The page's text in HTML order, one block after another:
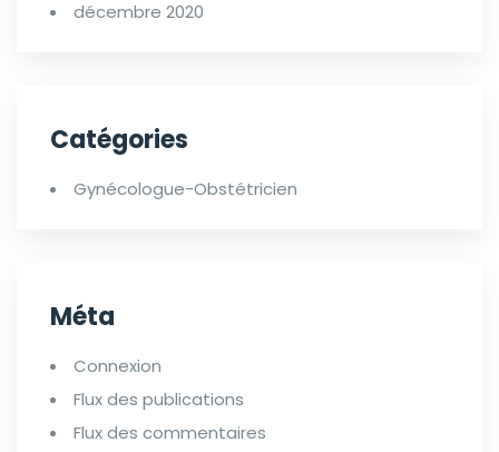
décembre 2020
Catégories
Gynécologue-Obstétricien
Méta
Connexion
Flux des publications
Flux des commentaires